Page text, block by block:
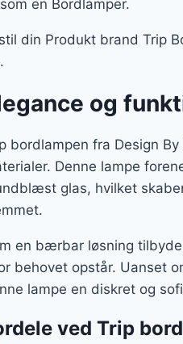
en Bordlamper.
din Produkt brand Trip
og
bordlampen fra Design
Denne lampe
glas, hvilket
en bærbar løsning
behovet opstår. Uanset
lampe en diskret og
ved Trip